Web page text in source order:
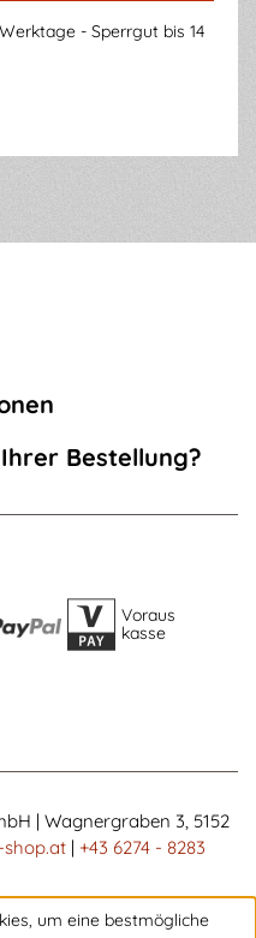
- Sperrgut bis 14
Bestellung?
Voraus
kasse
| Wagnergraben 3, 5152
| +43 6274 - 8283
um eine bestmögliche